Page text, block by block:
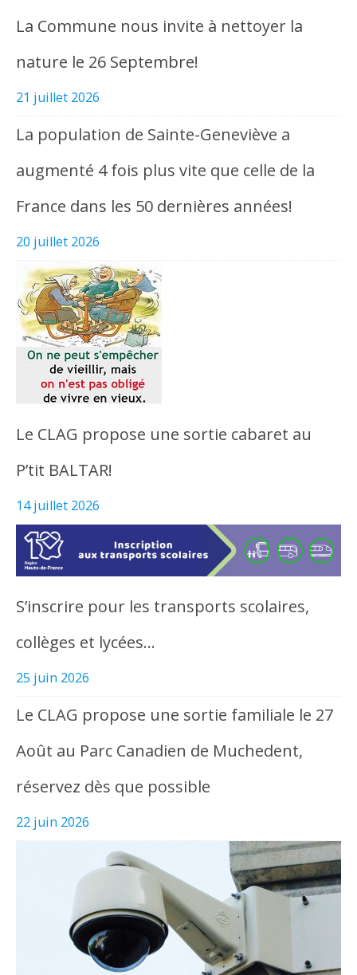
La Commune nous invite à nettoyer la
nature le 26 Septembre!
21 juillet 2026
La population de Sainte-Geneviève a
augmenté 4 fois plus vite que celle de la
France dans les 50 dernières années!
20 juillet 2026
Le CLAG propose une sortie cabaret au
P’tit BALTAR!
14 juillet 2026
S’inscrire pour les transports scolaires,
collèges et lycées…
25 juin 2026
Le CLAG propose une sortie familiale le 27
Août au Parc Canadien de Muchedent,
réservez dès que possible
22 juin 2026